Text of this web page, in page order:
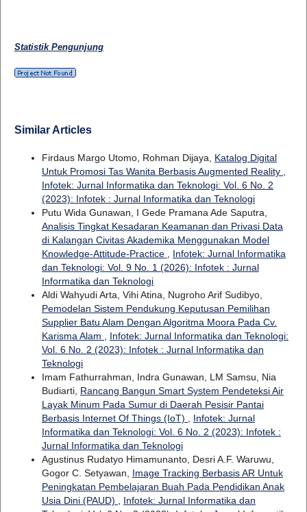
Statistik Pengunjung
Similar Articles
Firdaus Margo Utomo, Rohman Dijaya, Katalog Digital
Untuk Promosi Tas Wanita Berbasis Augmented Reality
Infotek: Jurnal Informatika dan Teknologi: Vol. 6 No. 2
(2023): Infotek : Jurnal Informatika dan Teknologi
Putu Wida Gunawan, I Gede Pramana Ade Saputra,
Analisis Tingkat Kesadaran Keamanan dan Privasi Data
di Kalangan Civitas Akademika Menggunakan Model
Knowledge-Attitude-Practice
Infotek: Jurnal Informatika
dan Teknologi: Vol. 9 No. 1 (2026): Infotek : Jurnal
Informatika dan Teknologi
Aldi Wahyudi Arta, Vihi Atina, Nugroho Arif Sudibyo,
Pemodelan Sistem Pendukung Keputusan Pemilihan
Supplier Batu Alam Dengan Algoritma Moora Pada Cv.
Karisma Alam
Infotek: Jurnal Informatika dan Teknologi:
Vol. 6 No. 2 (2023): Infotek : Jurnal Informatika dan
Teknologi
Imam Fathurrahman, Indra Gunawan, LM Samsu, Nia
Budiarti, Rancang Bangun Smart System Pendeteksi Air
Layak Minum Pada Sumur di Daerah Pesisir Pantai
Berbasis Internet Of Things (IoT)
Infotek: Jurnal
Informatika dan Teknologi: Vol. 6 No. 2 (2023): Infotek :
Jurnal Informatika dan Teknologi
Agustinus Rudatyo Himamunanto, Desri A.F. Waruwu,
Gogor C. Setyawan, Image Tracking Berbasis AR Untuk
Peningkatan Pembelajaran Buah Pada Pendidikan Anak
Usia Dini (PAUD)
Infotek: Jurnal Informatika dan